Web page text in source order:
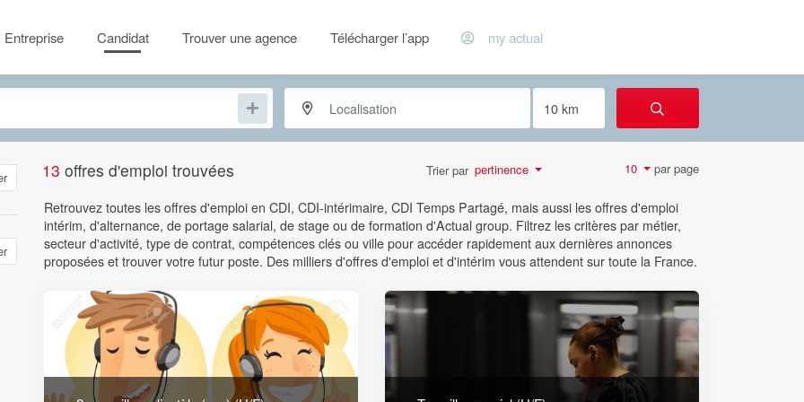
Entreprise Candidat Trouver une agence Télécharger l’app my actual
13 offres d'emploi trouvées Trier par pertinence 10 par page
Retrouvez toutes les offres d'emploi en CDI, CDI-intérimaire, CDI Temps Partagé, mais aussi les offres d'emploi
intérim, d'alternance, de portage salarial, de stage ou de formation d'Actual group. Filtrez les critères par métier,
secteur d'activité, type de contrat, compétences clés ou ville pour accéder rapidement aux dernières annonces
proposées et trouver votre futur poste. Des milliers d'offres d'emploi et d'intérim vous attendent sur toute la France.